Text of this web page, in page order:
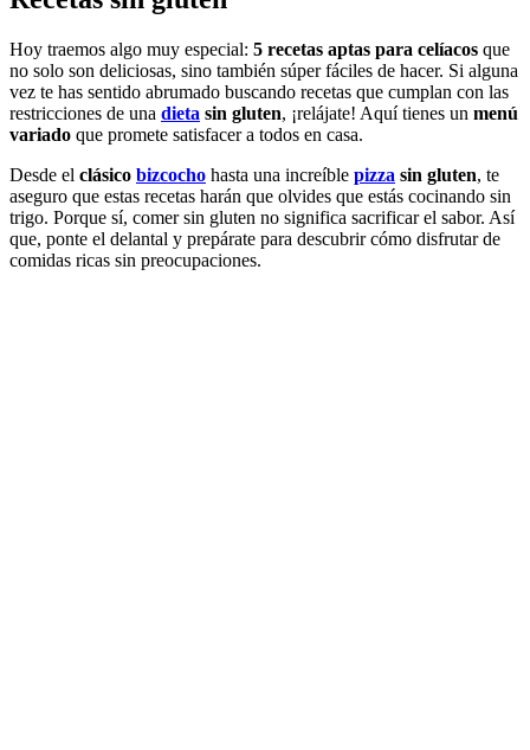
Hoy traemos algo muy especial: 5 recetas aptas para celíacos que
no solo son deliciosas, sino también súper fáciles de hacer. Si alguna
vez te has sentido abrumado buscando recetas que cumplan con las
restricciones de una dieta sin gluten, ¡relájate! Aquí tienes un menú
variado que promete satisfacer a todos en casa.
Desde el clásico bizcocho hasta una increíble pizza sin gluten, te
aseguro que estas recetas harán que olvides que estás cocinando sin
trigo. Porque sí, comer sin gluten no significa sacrificar el sabor. Así
que, ponte el delantal y prepárate para descubrir cómo disfrutar de
comidas ricas sin preocupaciones.